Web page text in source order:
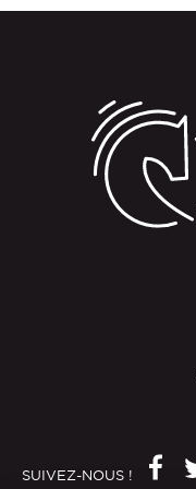
SUIVEZ-NOUS !